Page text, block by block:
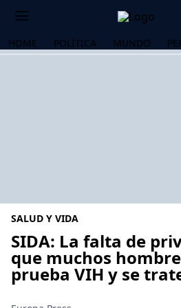
HOME POLÍTICA MUNDO
SALUD Y VIDA
SIDA: La falta de
que muchos
prueba VIH y se